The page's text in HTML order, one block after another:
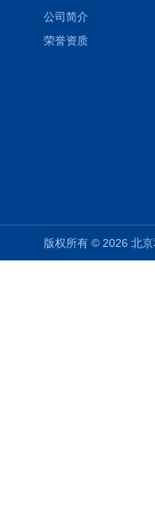
公司简介
荣誉资质
版权所有 © 2026 北